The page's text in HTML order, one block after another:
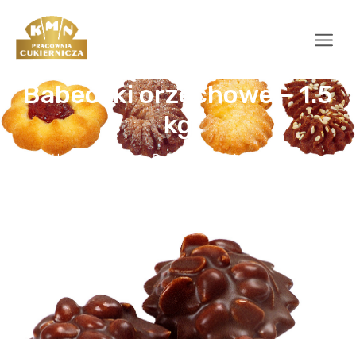
Babeczki orzechowe – 1.5
kg
Home Słodkości / Babeczki orzechowe – 1.5 kg